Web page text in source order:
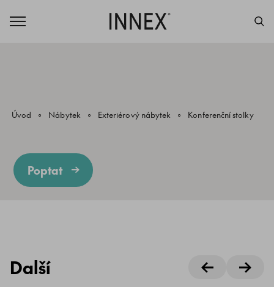
Úvod Nábytek Exteriérový nábytek Konferenční stolky
Poptat
Další